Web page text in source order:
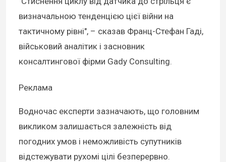
визначальною тенденцією цієї війни на
тактичному рівні", – сказав Франц-Стефан Гаді,
військовий аналітик і засновник
консалтингової фірми Gady Consulting.
Реклама
Водночас експерти зазначають, що головним
викликом залишається залежність від
погодних умов і неможливість супутників
відстежувати рухомі цілі безперервно.